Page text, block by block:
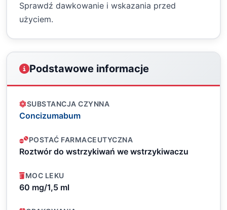
Sprawdź dawkowanie i wskazania przed
użyciem.
Podstawowe informacje
SUBSTANCJA CZYNNA
Concizumabum
POSTAĆ FARMACEUTYCZNA
Roztwór do wstrzykiwań we wstrzykiwaczu
MOC LEKU
60 mg/1,5 ml